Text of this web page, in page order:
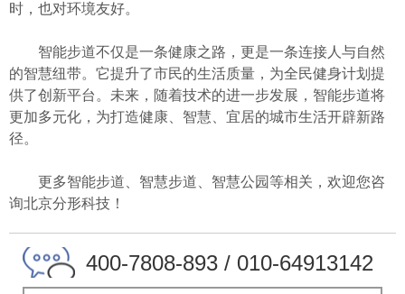
时，也对环境友好。
智能步道不仅是一条健康之路，更是一条连接人与自然
的智慧纽带。它提升了市民的生活质量，为全民健身计划提
供了创新平台。未来，随着技术的进一步发展，智能步道将
更加多元化，为打造健康、智慧、宜居的城市生活开辟新路
径。
更多智能步道、智慧步道、智慧公园等相关，欢迎您咨
询北京分形科技！
400-7808-893 / 010-64913142